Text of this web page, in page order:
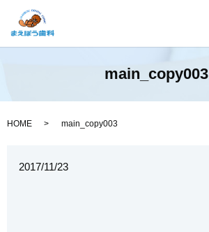
main_copy003
HOME main_copy003
2017/11/23